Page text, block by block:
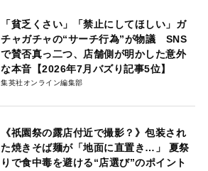
「貧乏くさい」「禁止にしてほしい」ガ
チャガチャの“サーチ行為”が物議 SNS
で賛否真っ二つ、店舗側が明かした意外
な本音【2026年7月バズり記事5位】
集英社オンライン編集部
《祇園祭の露店付近で撮影？》包装され
た焼きそば麺が「地面に直置き…」 夏祭
りで食中毒を避ける“店選び”のポイント